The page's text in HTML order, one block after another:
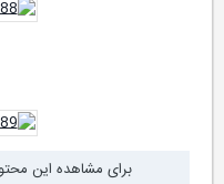
برای مشاهده این محتوا